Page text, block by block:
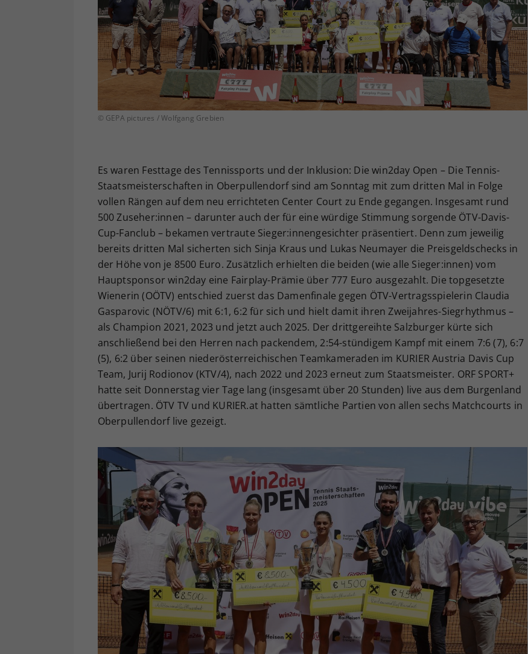
© GEPA pictures / Wolfgang Grebien
Es waren Festtage des Tennissports und der Inklusion: Die win2day Open – Die Tennis-
Staatsmeisterschaften in Oberpullendorf sind am Sonntag mit zum dritten Mal in Folge
vollen Rängen auf dem neu errichteten Center Court zu Ende gegangen. Insgesamt rund
500 Zuseher:innen – darunter auch der für eine würdige Stimmung sorgende ÖTV-Davis-
Cup-Fanclub – bekamen vertraute Sieger:innengesichter präsentiert. Denn zum jeweilig
bereits dritten Mal sicherten sich Sinja Kraus und Lukas Neumayer die Preisgeldschecks in
der Höhe von je 8500 Euro. Zusätzlich erhielten die beiden (wie alle Sieger:innen) vom
Hauptsponsor win2day eine Fairplay-Prämie über 777 Euro ausgezahlt. Die topgesetzte
Wienerin (OÖTV) entschied zuerst das Damenfinale gegen ÖTV-Vertragsspielerin Claudia
Gasparovic (NÖTV/6) mit 6:1, 6:2 für sich und hielt damit ihren Zweijahres-Siegrhythmus –
als Champion 2021, 2023 und jetzt auch 2025. Der drittgereihte Salzburger kürte sich
anschließend bei den Herren nach packendem, 2:54-stündigem Kampf mit einem 7:6 (7), 6:7
(5), 6:2 über seinen niederösterreichischen Teamkameraden im KURIER Austria Davis Cup
Team, Jurij Rodionov (KTV/4), nach 2022 und 2023 erneut zum Staatsmeister. ORF SPORT+
hatte seit Donnerstag vier Tage lang (insgesamt über 20 Stunden) live aus dem Burgenland
übertragen. ÖTV TV und KURIER.at hatten sämtliche Partien von allen sechs Matchcourts in
Oberpullendorf live gezeigt.
Ihrer vorgenommen Einstellungen, falls der
Webseiten-Betreiber dies eingestellt hat.